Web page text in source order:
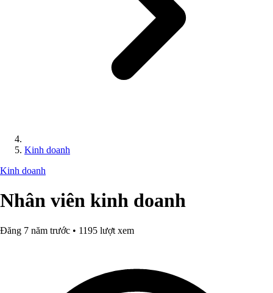
Kinh doanh
Kinh doanh
Nhân viên kinh doanh
Đăng 7 năm trước • 1195 lượt xem